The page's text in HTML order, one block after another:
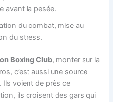
avant la pesée.
du combat, mise au
du stress.
Boxing Club, monter sur la
c’est aussi une source
. Ils voient de près ce
ils croisent des gars qui